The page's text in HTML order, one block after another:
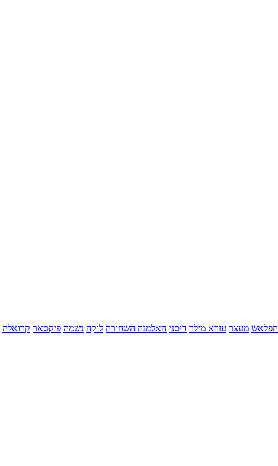
הפלאש מעצר עזרא מילר דיסני האלמנה השחורה לוקה נשמה פיקסאר קרואלה